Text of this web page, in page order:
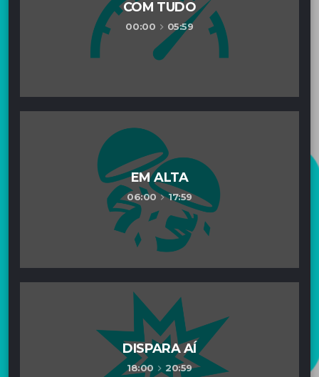
COM TUDO
00:00 keyboard_arrow_right 05:59
EM ALTA
06:00 keyboard_arrow_right17:59
DISPARA AÍ
18:00 keyboard_arrow_right 20:59